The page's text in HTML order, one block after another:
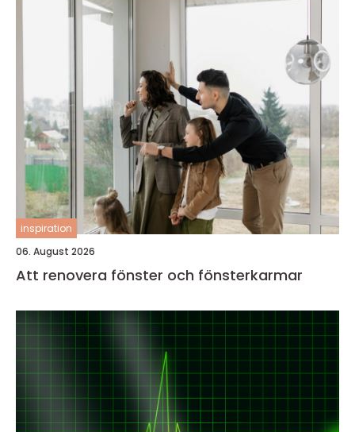
inspiration
06. August 2026
Att renovera fönster och fönsterkarmar